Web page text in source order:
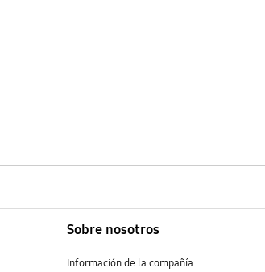
Sobre nosotros
Información de la compañía